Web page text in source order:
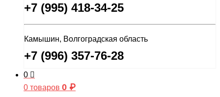
+7 (995) 418-34-25
Камышин, Волгоградская область
+7 (996) 357-76-28
0
0 товаров 0 ₽